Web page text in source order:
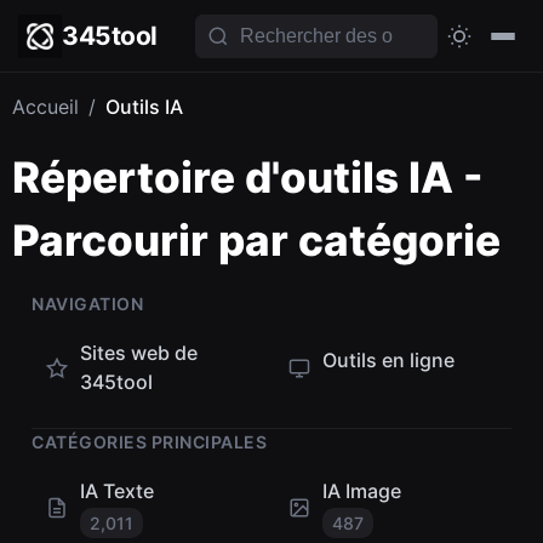
345tool
Accueil / Outils IA
Répertoire d'outils IA -
Parcourir par catégorie
NAVIGATION
Sites web de
345tool
Outils en ligne
CATÉGORIES PRINCIPALES
IA Texte
2,011
IA Image
487